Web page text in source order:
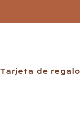
Tarjeta de regalo